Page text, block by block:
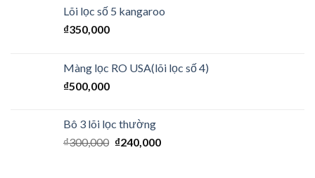
Lõi lọc số 5 kangaroo
₫350,000
Màng lọc RO USA(lõi lọc số 4)
₫500,000
Bô 3 lõi lọc thường
₫300,000 ₫240,000